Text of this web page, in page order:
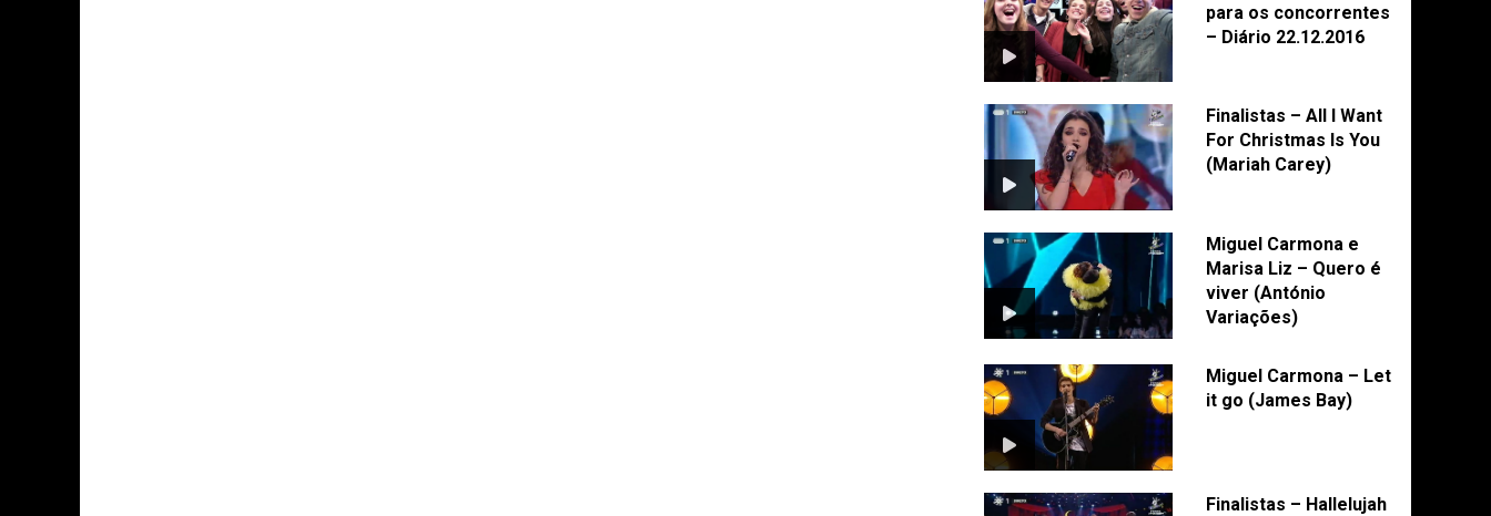
para os concorrentes
– Diário 22.12.2016
Finalistas – All I Want
For Christmas Is You
(Mariah Carey)
Miguel Carmona e
Marisa Liz – Quero é
viver (António
Variações)
Miguel Carmona – Let
it go (James Bay)
Finalistas – Hallelujah